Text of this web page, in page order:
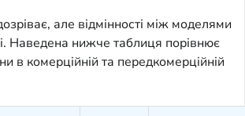
але відмінності між моделями
Наведена нижче таблиця порівнює
в комерційній та передкомерційній